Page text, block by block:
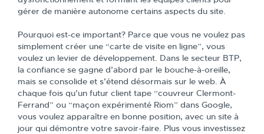
gérer de manière autonome certains aspects du site.
Pourquoi est-ce important? Parce que vous ne voulez pas
simplement créer une “carte de visite en ligne”, vous
voulez un levier de développement. Dans le secteur BTP,
la confiance se gagne d’abord par le bouche-à-oreille,
mais se consolide et s’étend désormais sur le web. À
chaque fois qu’un futur client tape “couvreur Clermont-
Ferrand” ou “maçon expérimenté Riom” dans Google,
vous voulez apparaître en bonne position, avec un site à
jour qui démontre votre savoir-faire. Plus vous investissez